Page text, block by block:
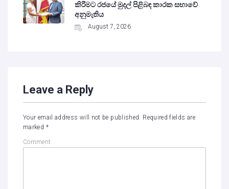
කිරීමට රජයේ මුදල් පිළිබඳ කාරක සභාවේ
අනුමැතිය
August 7, 2026
Leave a Reply
Your email address will not be published. Required fields are
marked *
Comment